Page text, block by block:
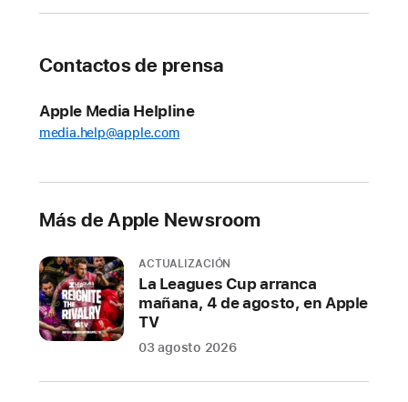
Apple
Con
i
a
1
,
la
experiencia
del
Contactos de prensa
Apple Media Helpline
media.help@apple.com
Más de Apple Newsroom
ACTUALIZACIÓN
La Leagues Cup arranca
mañana, 4 de agosto, en Apple
TV
03 agosto 2026